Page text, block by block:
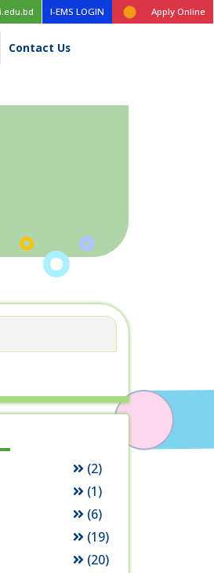
I-EMS LOGIN Apply Online
Contact Us
(2)
(1)
(6)
(19)
(20)